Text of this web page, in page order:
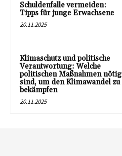
Schuldenfalle vermeiden:
Tipps für junge Erwachsene
20.11.2025
Klimaschutz und politische
Verantwortung: Welche
politischen Maßnahmen nötig
sind, um den Klimawandel zu
bekämpfen
20.11.2025